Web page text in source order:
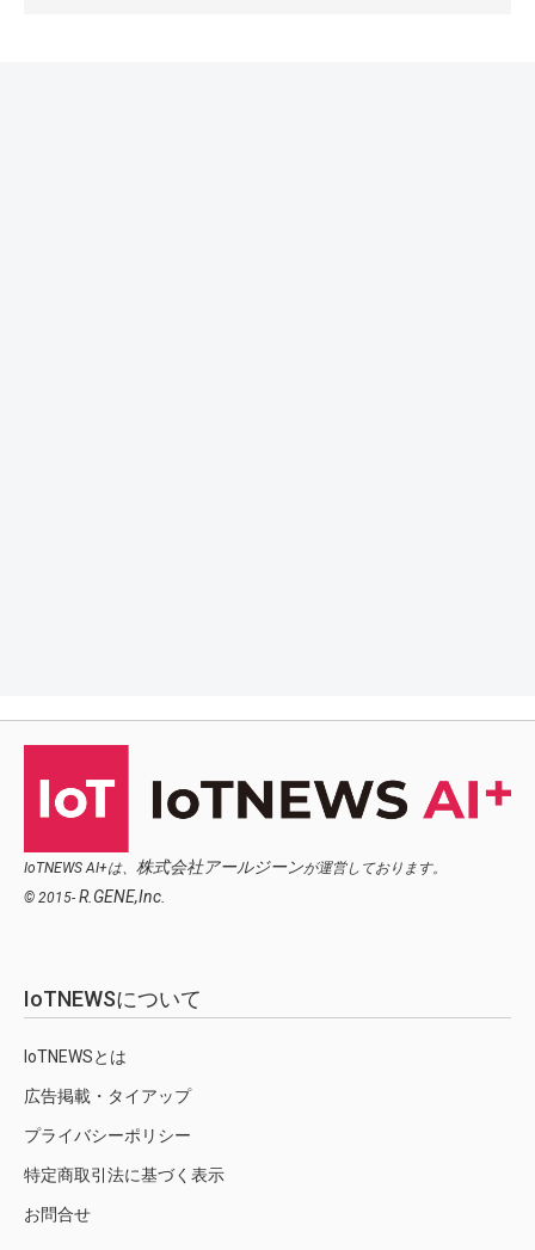
IoTNEWS AI+は、 株式会社アールジーンが運営しております。
© 2015- R.GENE,Inc.
IoTNEWSについて
IoTNEWSとは
広告掲載・タイアップ
プライバシーポリシー
特定商取引法に基づく表示
お問合せ